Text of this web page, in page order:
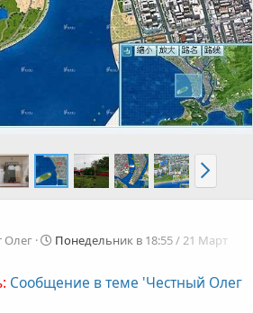
Олег
Понедельник в 18:55 / 21 Март
Сообщение в теме 'Честный Олег